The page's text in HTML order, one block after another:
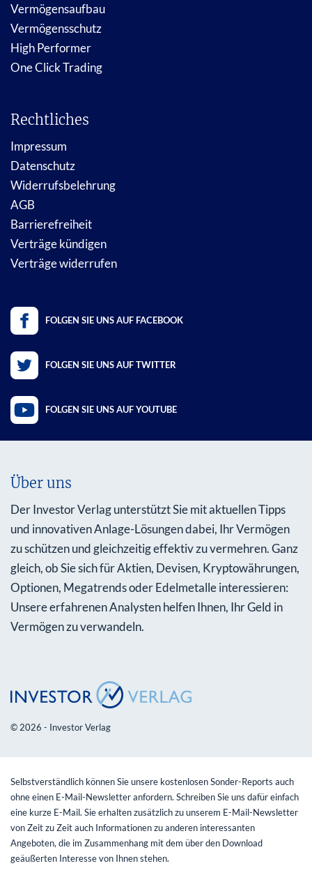
Vermögensaufbau
Vermögensschutz
High Performer
One Click Trading
Rechtliches
Impressum
Datenschutz
Widerrufsbelehrung
AGB
Barrierefreiheit
Verträge kündigen
Verträge widerrufen
FOLGEN SIE UNS AUF FACEBOOK
FOLGEN SIE UNS AUF TWITTER
FOLGEN SIE UNS AUF YOUTUBE
Über uns
Der Investor Verlag unterstützt Sie mit aktuellen Tipps
und innovativen Anlage-Lösungen dabei, Ihr Vermögen
zu schützen und gleichzeitig effektiv zu vermehren. Ganz
gleich, ob Sie sich für Aktien, Devisen, Kryptowährungen,
Optionen, Megatrends oder Edelmetalle interessieren:
Unsere erfahrenen Analysten helfen Ihnen, Ihr Geld in
Vermögen zu verwandeln.
© 2026 - Investor Verlag
Selbstverständlich können Sie unsere kostenlosen Sonder-Reports auch
ohne einen E-Mail-Newsletter anfordern. Schreiben Sie uns dafür einfach
eine kurze E-Mail. Sie erhalten zusätzlich zu unserem E-Mail-Newsletter
von Zeit zu Zeit auch Informationen zu anderen interessanten
Angeboten, die im Zusammenhang mit dem über den Download
geäußerten Interesse von Ihnen stehen.